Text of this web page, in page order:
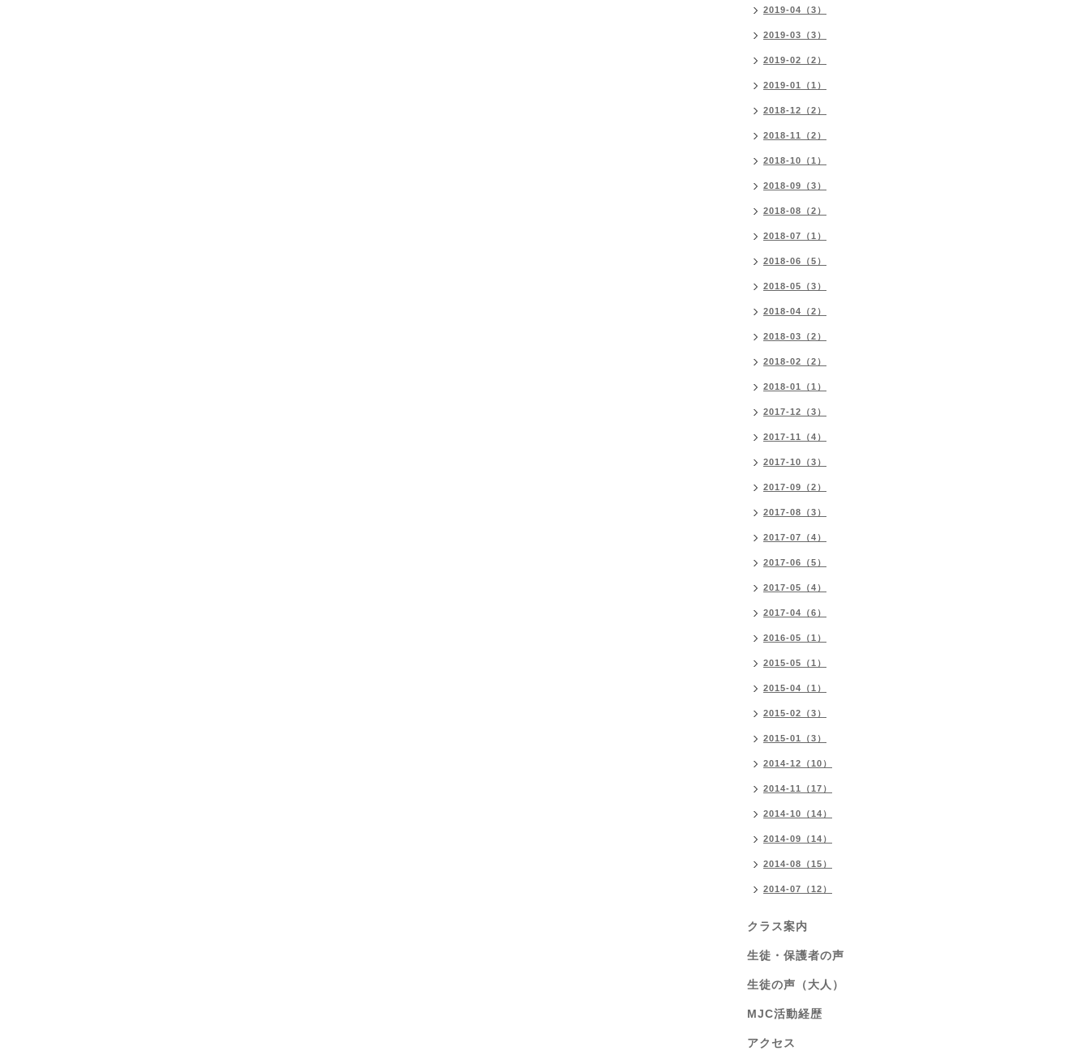
2019-04（3）
2019-03（3）
2019-02（2）
2019-01（1）
2018-12（2）
2018-11（2）
2018-10（1）
2018-09（3）
2018-08（2）
2018-07（1）
2018-06（5）
2018-05（3）
2018-04（2）
2018-03（2）
2018-02（2）
2018-01（1）
2017-12（3）
2017-11（4）
2017-10（3）
2017-09（2）
2017-08（3）
2017-07（4）
2017-06（5）
2017-05（4）
2017-04（6）
2016-05（1）
2015-05（1）
2015-04（1）
2015-02（3）
2015-01（3）
2014-12（10）
2014-11（17）
2014-10（14）
2014-09（14）
2014-08（15）
2014-07（12）
クラス案内
生徒・保護者の声
生徒の声（大人）
MJC活動経歴
アクセス